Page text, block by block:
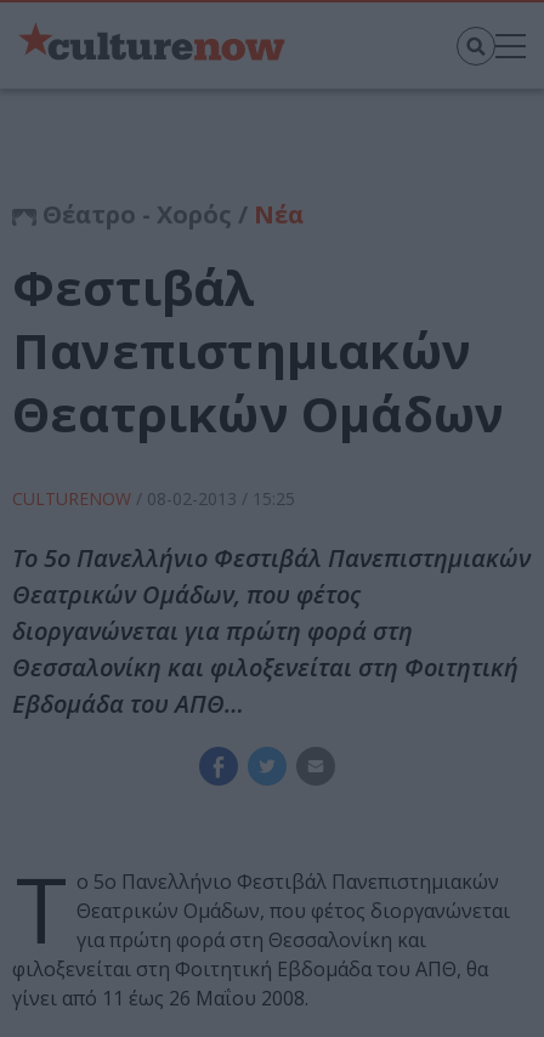
Θέατρο - Χορός / Νέα
Φεστιβάλ
Πανεπιστημιακών
Θεατρικών Ομάδων
CULTURENOW / 08-02-2013 / 15:25
Το 5o Πανελλήνιο Φεστιβάλ Πανεπιστημιακών
Θεατρικών Ομάδων, που φέτος
διοργανώνεται για πρώτη φορά στη
Θεσσαλονίκη και φιλοξενείται στη Φοιτητική
Εβδομάδα του ΑΠΘ…
Τ ο 5o Πανελλήνιο Φεστιβάλ Πανεπιστημιακών
Θεατρικών Ομάδων, που φέτος διοργανώνεται
για πρώτη φορά στη Θεσσαλονίκη και
φιλοξενείται στη Φοιτητική Εβδομάδα του ΑΠΘ, θα
γίνει από 11 έως 26 Μαΐου 2008.